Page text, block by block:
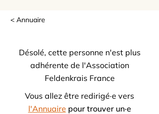
< Annuaire
Désolé, cette personne n'est plus
adhérente de l'Association
Feldenkrais France
Vous allez être redirigé·e vers
l'Annuaire pour trouver un·e